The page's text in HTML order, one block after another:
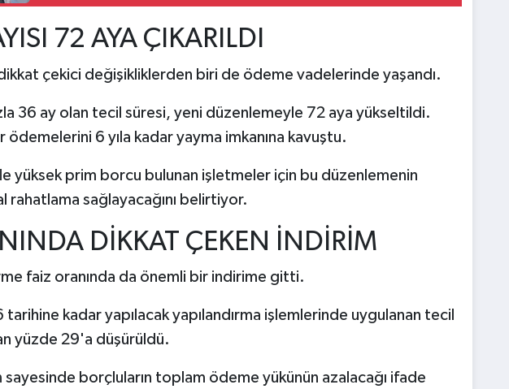
72 AYA ÇIKARILDI
çekici değişikliklerden biri de ödeme vadelerinde yaşandı.
36 ay olan tecil süresi, yeni düzenlemeyle 72 aya yükseltildi.
ödemelerini 6 yıla kadar yayma imkanına kavuştu.
yüksek prim borcu bulunan işletmeler için bu düzenlemenin
rahatlama sağlayacağını belirtiyor.
DİKKAT ÇEKEN İNDİRİM
faiz oranında da önemli bir indirime gitti.
kadar yapılacak yapılandırma işlemlerinde uygulanan tecil
yüzde 29'a düşürüldü.
sayesinde borçluların toplam ödeme yükünün azalacağı ifade